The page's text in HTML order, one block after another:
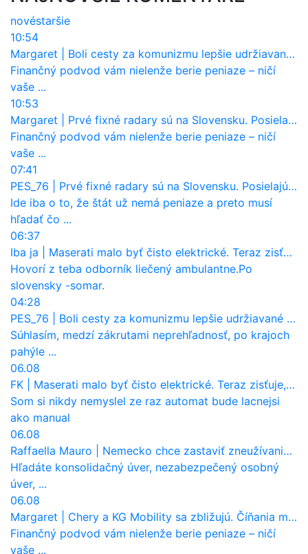
novéstaršie
10:54
Margaret
Boli cesty za komunizmu lepšie udržiavané ako dnes?
Finančný podvod vám nielenže berie peniaze – ničí
vaše ...
10:53
Margaret
Prvé fixné radary sú na Slovensku. Posielajú už pokuty? Ukáže ich Waze?
Finančný podvod vám nielenže berie peniaze – ničí
vaše ...
07:41
PES_76
Prvé fixné radary sú na Slovensku. Posielajú už pokuty? Ukáže ich Waze?
Ide iba o to, že štát už nemá peniaze a preto musí
hľadať čo ...
06:37
Iba ja
Maserati malo byť čisto elektrické. Teraz zisťuje, že potrebuje nový osemvalcový motor
Hovorí z teba odborník liečený ambulantne.Po
slovensky -somar.
04:28
PES_76
Boli cesty za komunizmu lepšie udržiavané ako dnes?
Súhlasím, medzí zákrutami neprehľadnosť, po krajoch
pahýle ...
06.08
FK
Maserati malo byť čisto elektrické. Teraz zisťuje, že potrebuje nový osemvalcový motor
Som si nikdy nemyslel ze raz automat bude lacnejsi
ako manual
06.08
Raffaella Mauro
Nemecko chce zastaviť zneužívanie dotácií na elektromobily. Pritvrdí pravidlá
Hľadáte konsolidačný úver, nezabezpečený osobný
úver, ...
06.08
Margaret
Chery a KG Mobility sa zbližujú. Číňania môžu získať 10 % bývalého SsangYongu
Finančný podvod vám nielenže berie peniaze – ničí
vaše ...